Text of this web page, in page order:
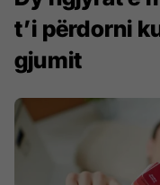
t’i përdorni
gjumit